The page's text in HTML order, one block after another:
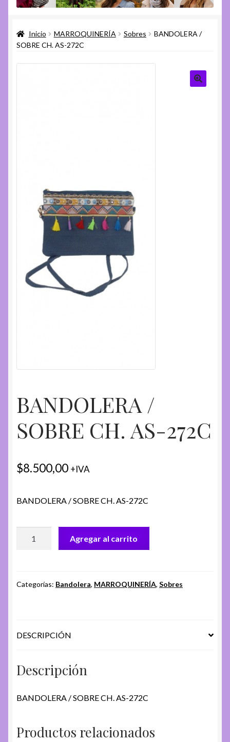
menú
menú
Ayuda
hijo
Inicio MARROQUINERÍA Sobres
BANDOLERA /
SOBRE CH. AS-272C
BANDOLERA /
SOBRE CH. AS-272C
$8.500,00 +IVA
BANDOLERA / SOBRE CH. AS-272C
AS-
Agregar al carrito
Categorías: Bandolera, MARROQUINERÍA, Sobres
DESCRIPCIÓN
Descripción
BANDOLERA / SOBRE CH. AS-272C
Productos relacionados